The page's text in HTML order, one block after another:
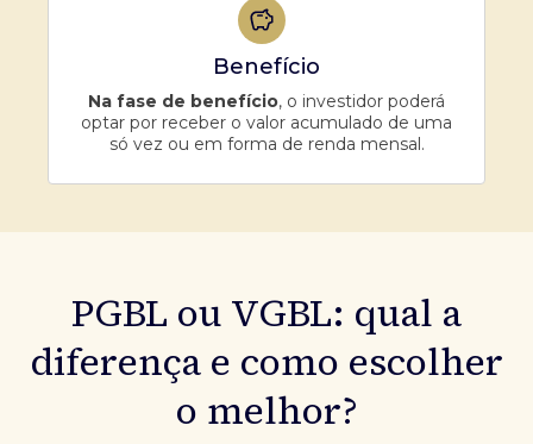
Benefício
Na fase de benefício, o investidor poderá
optar por receber o valor acumulado de uma
só vez ou em forma de renda mensal.
PGBL ou VGBL: qual a
diferença e como escolher
o melhor?